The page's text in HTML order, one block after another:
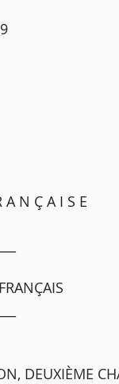
A N Ç A I S E
DEUXIÈME